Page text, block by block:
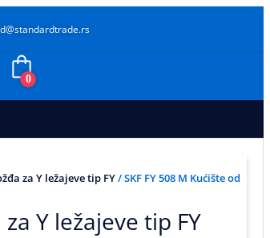
0
za Y ležajeve tip FY/ SKF FY 508 M Kućište od
Y ležajeve tip FY